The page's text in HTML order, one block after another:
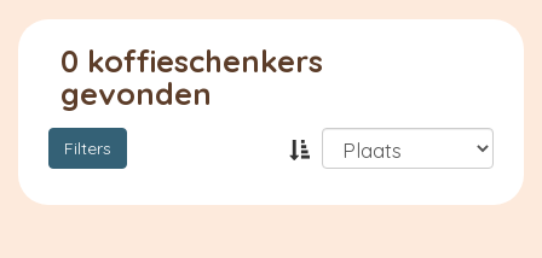
0 koffieschenkers
gevonden
Filters